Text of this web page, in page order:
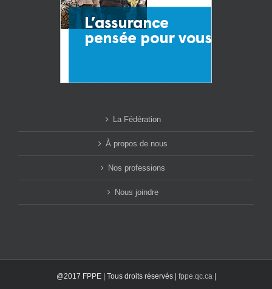
La Fédération
À propos de nous
Nos professions
Nous joindre
@2017 FPPE | Tous droits réservés | fppe.qc.ca|